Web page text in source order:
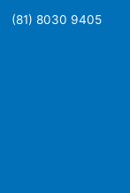
(81) 8030 9405